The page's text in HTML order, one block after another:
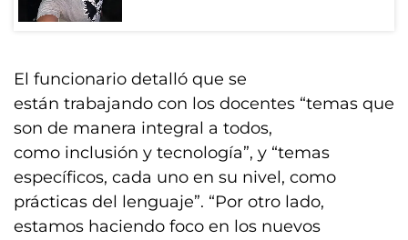
El funcionario detalló que se
están trabajando con los docentes “temas que
son de manera integral a todos,
como inclusión y tecnología”, y “temas
específicos, cada uno en su nivel, como
prácticas del lenguaje”. “Por otro lado,
estamos haciendo foco en los nuevos